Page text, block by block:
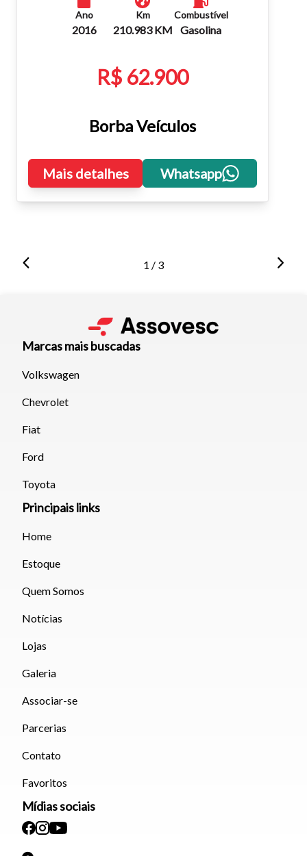
Ano
2016
Km
210.983 KM
Combustível
Gasolina
R$ 62.900
Borba Veículos
Mais detalhes Whatsapp
1 / 3
Marcas mais buscadas
Volkswagen
Chevrolet
Fiat
Ford
Toyota
Principais links
Home
Estoque
Quem Somos
Notícias
Lojas
Galeria
Associar-se
Parcerias
Contato
Favoritos
Mídias sociais